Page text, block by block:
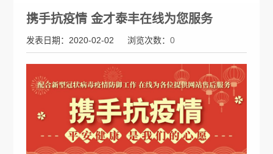
携手抗疫情 金才泰丰在线为您服务
发表日期：2020-02-02 浏览次数： 0